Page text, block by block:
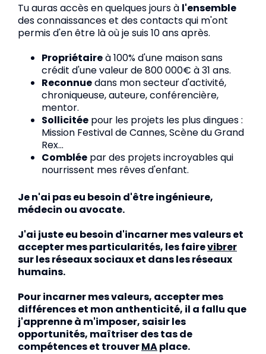
Tu auras accès en quelques jours à l'ensemble
des connaissances et des contacts qui m'ont
permis d'en être là où je suis 10 ans après.
Propriétaireà 100% d'une maison sans
crédit d'une valeur de 800 000€ à 31 ans.
Reconnuedans mon secteur d'activité,
chroniqueuse, auteure, conférencière,
mentor.
Sollicitée pour les projets les plus dingues :
Mission Festival de Cannes, Scène du Grand
Rex...
Comblée par des projets incroyables qui
nourrissent mes rêves d'enfant.
Je n'ai pas eu besoin d'être ingénieure,
médecin ou avocate.
J'ai juste eu besoin d'incarner mes valeurs et
accepter mes particularités, les fairevibrer
sur les réseaux sociaux et dans les réseaux
humains.
Pour incarner mes valeurs, accepter mes
différences et mon anthenticité, il a fallu que
j'apprenne à m'imposer, saisir les
opportunités, maîtriser des tas de
compétences et trouverMAplace.